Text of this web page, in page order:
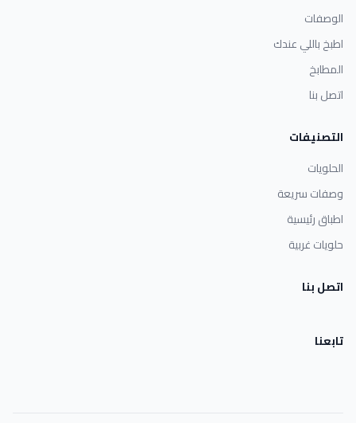
الوصفات
اطبخ باللي عندك
المطابخ
اتصل بنا
التصنيفات
الحلويات
وصفات سريعة
اطباق رئيسية
حلويات غربية
اتصل بنا
تابعنا